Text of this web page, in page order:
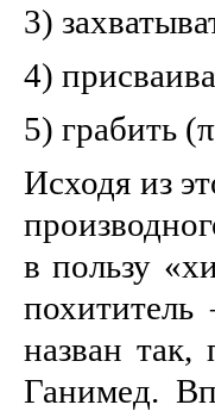
3)
4)
5) грабить
Исходя из
в пользу
назван
Ганимед.